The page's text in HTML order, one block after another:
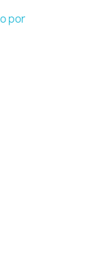
por